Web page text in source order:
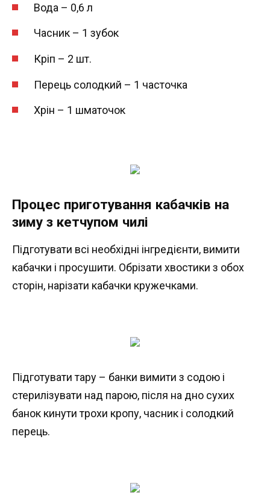
Вода – 0,6 л
Часник – 1 зубок
Кріп – 2 шт.
Перець солодкий – 1 часточка
Хрін – 1 шматочок
Процес приготування кабачків на
зиму з кетчупом чилі
Підготувати всі необхідні інгредієнти, вимити
кабачки і просушити. Обрізати хвостики з обох
сторін, нарізати кабачки кружечками.
Підготувати тару – банки вимити з содою і
стерилізувати над парою, після на дно сухих
банок кинути трохи кропу, часник і солодкий
перець.